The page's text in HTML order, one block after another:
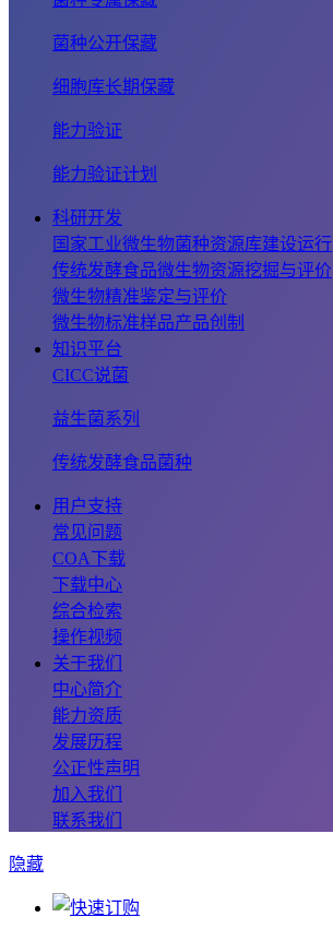
菌种公开保藏
细胞库长期保藏
能力验证
能力验证计划
科研开发
国家工业微生物菌种资源库建设运行
传统发酵食品微生物资源挖掘与评价
微生物精准鉴定与评价
微生物标准样品产品创制
知识平台
CICC说菌
益生菌系列
传统发酵食品菌种
用户支持
常见问题
COA下载
下载中心
综合检索
操作视频
关于我们
中心简介
能力资质
发展历程
公正性声明
加入我们
联系我们
隐藏